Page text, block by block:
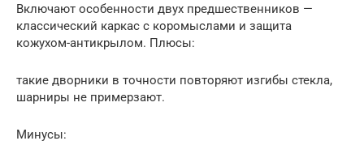
Включают особенности двух предшественников —
классический каркас с коромыслами и защита
кожухом-антикрылом. Плюсы:
такие дворники в точности повторяют изгибы стекла,
шарниры не примерзают.
Минусы: